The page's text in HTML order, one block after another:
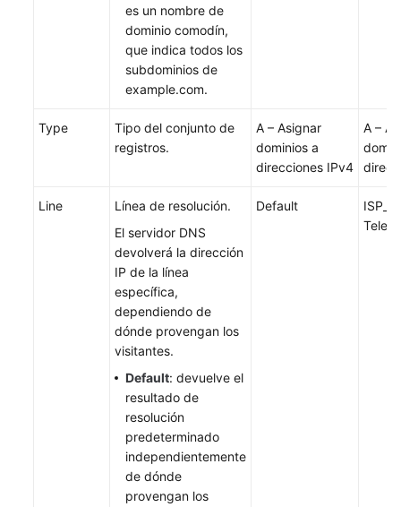
es un nombre de
dominio comodín,
que indica todos los
subdominios de
example.com.
Type
Tipo del conjunto de
registros.
A – Asignar
dominios a
direcciones IPv4
A –
Line
Línea de resolución.
El servidor DNS
devolverá la dirección
IP de la línea
específica,
dependiendo de
dónde provengan los
visitantes.
Default: devuelve el
resultado de
resolución
predeterminado
independientemente
de dónde
provengan los
Default